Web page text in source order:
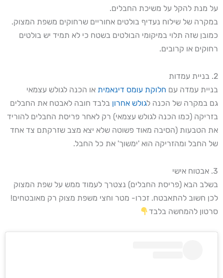
על מנת להקל על משיכת החבלים.
במקרה של שילוח נעדיף בולטים אחוריים שרחוקים משפת המצוק.
כמובן שזה תלוי במיקומי הבולטים בשטח כי לא תמיד יש בולטים
רחוקים או קרובים.
2. בניית עמדות
בניית עמדה עם חלוקת עומס דינאמית או הכנה לגולש עצמאי
גם במקרה של הכנה לגולש אחרון בלבד חובה לאבטח את החבלים
בזריקה (כמו הכנה לגולש עצמאי) רק לאחר פריסת החבלים להוריד
את הטבעות (הסיבה מאוד פשוטה שלא יצא מצב שזרקתם צד אחד
של החבל ומהזריקה הוא 'ימשוך' את כל החבל.
3. אבטוח אישי
בשלב הבא (פריסת החבלים) נצטרך לעמוד ממש על שפת המצוק
לכן חשוב להתאבטח. זכרו- מטר וחצי משפת מצוק רק מאובטחים!
סרטון להמחשה בלבד